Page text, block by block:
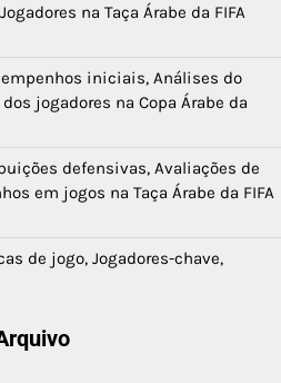
na Taça Árabe da FIFA
iniciais, Análises do
jogadores na Copa Árabe da
defensivas, Avaliações de
em jogos na Taça Árabe da FIFA
de jogo, Jogadores-chave,